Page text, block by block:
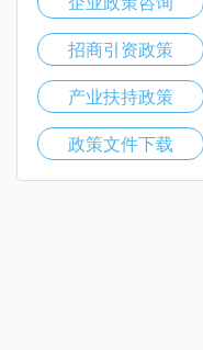
招商引资政策
产业扶持政策
政策文件下载